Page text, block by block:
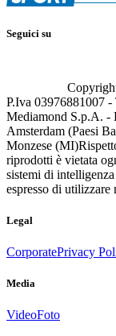
Seguici su
P.Iva 03976881007
Mediamond S.p.A. -
Amsterdam (Paesi
Monzese (MI)
riprodotti è vietata
sistemi di
espresso di utilizzare
Legal
CorporatePrivacy
Media
VideoFoto